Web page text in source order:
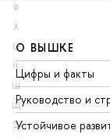
Ф
Х
Ц
Ч
Ш
Щ
Э
О ВЫШКЕ
Цифры и факты
Руководство и
Устойчивое